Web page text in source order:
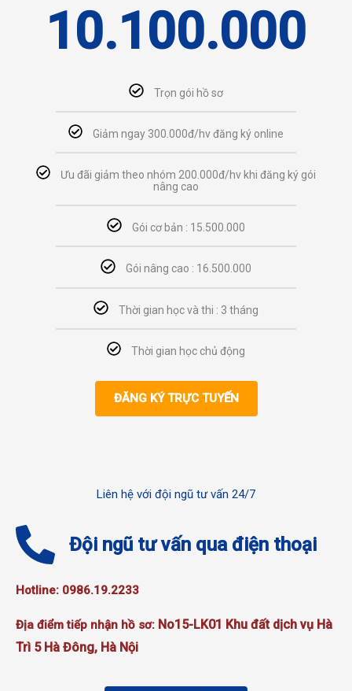
10.100.000
Trọn gói hồ sơ
Giảm ngay 300.000đ/hv đăng ký online
Ưu đãi giảm theo nhóm 200.000đ/hv khi đăng ký gói
nâng cao
Gói cơ bản : 15.500.000
Gói nâng cao : 16.500.000
Thời gian học và thi : 3 tháng
Thời gian học chủ động
ĐĂNG KÝ TRỰC TUYẾN
Liên hệ với đội ngũ tư vấn 24/7
Đội ngũ tư vấn qua điện thoại
Hotline: 0986.19.2233
Địa điểm tiếp nhận hồ sơ: No15-LK01 Khu đất dịch vụ Hà
Trì 5 Hà Đông, Hà Nội